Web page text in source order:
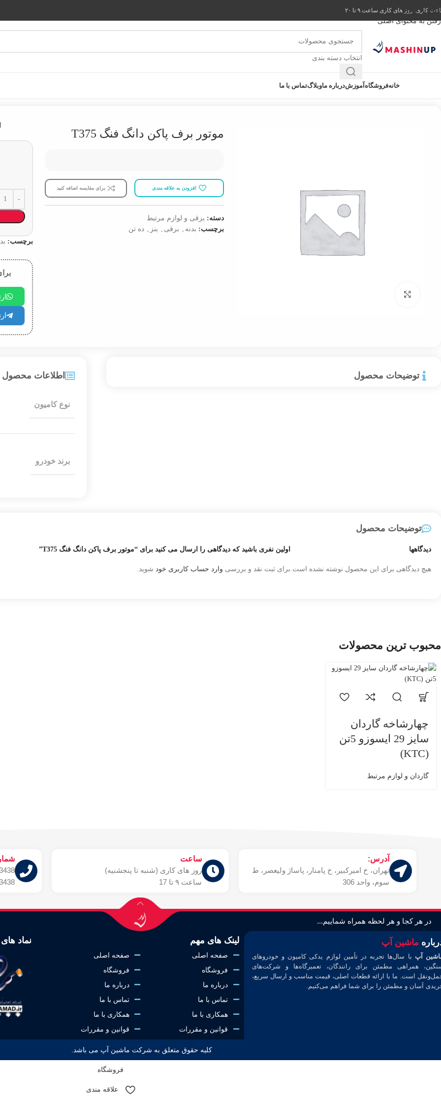
عبور به ناوبری
رفتن به محتوای اصلی
کاری: روز های کاری ساعت ۹ تا ۲۰
انتخاب دسته بندی
خانهفروشگاه آموزشدرباره ماوبلاگتماس با ما
موتور برف پاکن دانگ فنگ T375
افزودن به علاقه مندی برای مقایسه اضافه کنید
دسته: برقی و لوازم مرتبط
برچسب: بدنه , برقی , بنز , ده تن
برچسب:
توضیحات محصول اطلاعات محصول
نوع کامیون
برند خودرو
توضیحات محصول
دیدگاهها
هیچ دیدگاهی برای این محصول نوشته نشده است.
اولین نفری باشید که دیدگاهی را ارسال می کنید برای “موتور برف پاکن دانگ فنگ T375”
برای ثبت نقد و بررسی وارد حساب کاربری خود شوید.
محبوب ترین محصولات
چهارشاخه گاردان
سایز 29 ایسوزو 5تن
(KTC)
گاردان و لوازم مرتبط
آدرس:
تهران، خ امیرکبیر، خ پامنار، پاساژ ولیعصر، ط
سوم، واحد 306
ساعت
روز های کاری (شنبه تا پنجشنیه)
ساعت ۹ تا 17
021
021
در هر کجا و هر لحظه همراه شماییم...
ماشین آپ
آپ با سال‌ها تجربه در تأمین لوازم یدکی کامیون و خودروهای
همراهی مطمئن برای رانندگان، تعمیرگاه‌ها و شرکت‌های
است. ما با ارائه قطعات اصلی، قیمت مناسب و ارسال سریع،
آسان و مطمئن را برای شما فراهم می‌کنیم.
لینک های مهم
صفحه اصلی
فروشگاه
درباره ما
تماس با ما
همکاری با ما
قوانین و مقررات
صفحه اصلی
فروشگاه
درباره ما
تماس با ما
همکاری با ما
قوانین و مقررات
نماد های
کلیه حقوق متعلق به شرکت ماشین آپ می باشد.
فروشگاه
علاقه مندی